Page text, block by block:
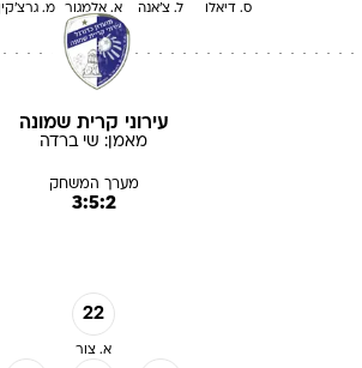
מ. גרצ'קין א. אלמגור ל. צ'אנה ס. דיאלו
עירוני קרית שמונה
מאמן: שי ברדה
מערך המשחק
3:5:2
22
א. צור